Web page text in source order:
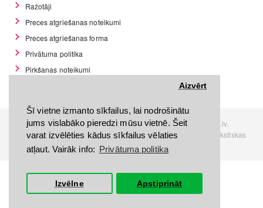
Šī vietne izmanto sīkfailus, lai nodrošinātu
jums vislabāko pieredzi mūsu vietnē. Šeit
varat izvēlēties kādus sīkfailus vēlaties
atļaut. Vairāk info: Privātuma politika
Aizvērt
Izvēlne Apstiprināt
Ražotāji
Preces atgriešanas noteikumi
Preces atgriešanas forma
Privātuma politika
Pirkšanas noteikumi
Visas tiesības rezervētas. Interneta veikals www.Discomania.lv.
Jebkuras Discomania.lv informācijas pārpublicēšana, bez rakstiskas
atļaujas, stingri aizliegta.